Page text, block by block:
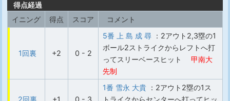
得点経過
イニング
得点 スコア コメント
1回裏 +2 0 - 2
5番 上 島 成 尋 ：2アウト2,3塁の1
ボール2ストライクからレフトへ打
ってスリーベースヒット
甲南大
先制
2回裏 +1 0 - 3
1番 雪永 大貴 ：2アウト2塁の1ス
トライクからセンターへ打ってヒッ